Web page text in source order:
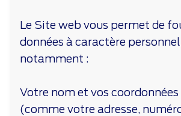
Le Site web vous permet de
données à caractère
notamment :
Votre nom et vos coordonnées
(comme votre adresse,